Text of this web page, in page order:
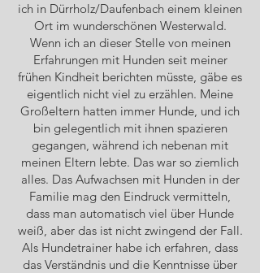
ich in Dürrholz/Daufenbach einem kleinen
Ort im wunderschönen Westerwald.
Wenn ich an dieser Stelle von meinen
Erfahrungen mit Hunden seit meiner
frühen Kindheit berichten müsste, gäbe es
eigentlich nicht viel zu erzählen. Meine
Großeltern hatten immer Hunde, und ich
bin gelegentlich mit ihnen spazieren
gegangen, während ich nebenan mit
meinen Eltern lebte. Das war so ziemlich
alles. Das Aufwachsen mit Hunden in der
Familie mag den Eindruck vermitteln,
dass man automatisch viel über Hunde
weiß, aber das ist nicht zwingend der Fall.
Als Hundetrainer habe ich erfahren, dass
das Verständnis und die Kenntnisse über